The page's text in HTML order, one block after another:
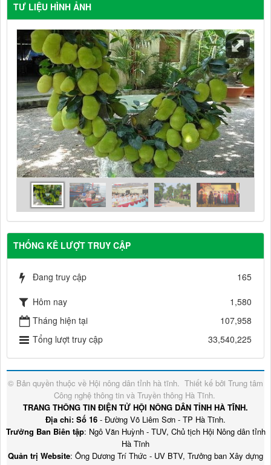
TƯ LIỆU HÌNH ẢNH
THỐNG KÊ LƯỢT TRUY CẬP
Đang truy cập 165
Hôm nay
1,580
Tháng hiện tại
107,958
Tổng lượt truy cập
33,540,225
© Bản quyền thuộc về Hội nông dân tỉnh hà tĩnh. Thiết kế bởi Trung tâm
Công nghệ thông tin và Truyền thông Hà Tĩnh.
TRANG THÔNG TIN ĐIỆN TỬ HỘI NÔNG DÂN TỈNH HÀ TĨNH.
Địa chỉ: Số 16 - Đường Võ Liêm Sơn - TP Hà Tĩnh.
Trưởng Ban Biên tập: Ngô Văn Huỳnh - TUV, Chủ tịch Hội Nông dân tỉnh
Hà Tĩnh
Quản trị Website: Ông Dương Trí Thức - UV BTV, Trưởng ban Xây dựng